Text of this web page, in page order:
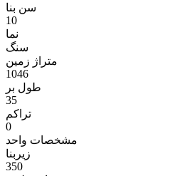
سن بنا
10
نما
سنگ
متراژ زمين
1046
طول بر
35
تراکم
0
مشخصات واحد
زیربنا
350